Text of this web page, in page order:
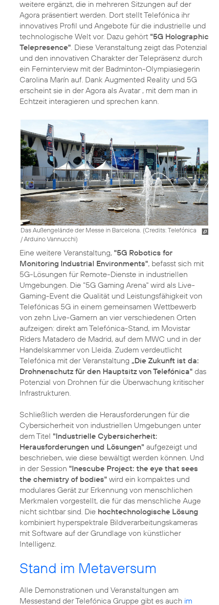
weitere ergänzt, die in mehreren Sitzungen auf der
Agora präsentiert werden. Dort stellt Telefónica ihr
innovatives Profil und Angebote für die industrielle und
technologische Welt vor. Dazu gehört "5G Holographic
Telepresence" . Diese Veranstaltung zeigt das Potenzial
und den innovativen Charakter der Telepräsenz durch
ein Ferninterview mit der Badminton-Olympiasiegerin
Carolina Marín auf. Dank Augmented Reality und 5G
erscheint sie in der Agora als Avatar , mit dem man in
Echtzeit interagieren und sprechen kann.
Das Außengelände der Messe in Barcelona. (Credits: Telefónica
/ Arduino Vannucchi)
Eine weitere Veranstaltung, "5G Robotics for
Monitoring Industrial Environments", befasst sich mit
5G-Lösungen für Remote-Dienste in industriellen
Umgebungen. Die "5G Gaming Arena" wird als Live-
Gaming-Event die Qualität und Leistungsfähigkeit von
Telefónicas 5G in einem gemeinsamen Wettbewerb
von zehn Live-Gamern an vier verschiedenen Orten
aufzeigen: direkt am Telefónica-Stand, im Movistar
Riders Matadero de Madrid, auf dem MWC und in der
Handelskammer von Lleida. Zudem verdeutlicht
Telefónica mit der Veranstaltung „Die Zukunft ist da:
Drohnenschutz für den Hauptsitz von Telefónica" das
Potenzial von Drohnen für die Überwachung kritischer
Infrastrukturen.
Schließlich werden die Herausforderungen für die
Cybersicherheit von industriellen Umgebungen unter
dem Titel "Industrielle Cybersicherheit:
Herausforderungen und Lösungen" aufgezeigt und
beschrieben, wie diese bewältigt werden können. Und
in der Session "Inescube Project: the eye that sees
the chemistry of bodies" wird ein kompaktes und
modulares Gerät zur Erkennung von menschlichen
Merkmalen vorgestellt, die für das menschliche Auge
nicht sichtbar sind. Die hochtechnologische Lösung
kombiniert hyperspektrale Bildverarbeitungskameras
mit Software auf der Grundlage von künstlicher
Intelligenz.
Stand im Metaversum
Alle Demonstrationen und Veranstaltungen am
Messestand der Telefónica Gruppe gibt es auch im